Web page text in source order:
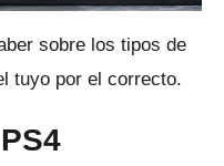
sobre los tipos de
tuyo por el correcto.